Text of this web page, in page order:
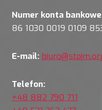
Numer konta
86 1030 0019 0109
E-mail:
Telefon:
+48 882 790 711